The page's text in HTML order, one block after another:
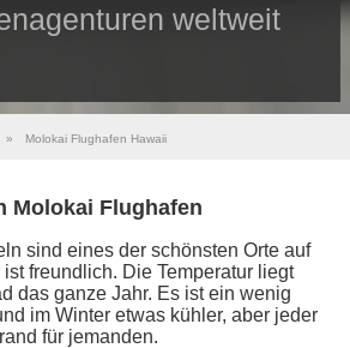
weltweit
» Molokai Flughafen Hawaii
Molokai Flughafen
sind eines der schönsten Orte auf
freundlich. Die Temperatur liegt
das ganze Jahr. Es ist ein wenig
im Winter etwas kühler, aber jeder
für jemanden.